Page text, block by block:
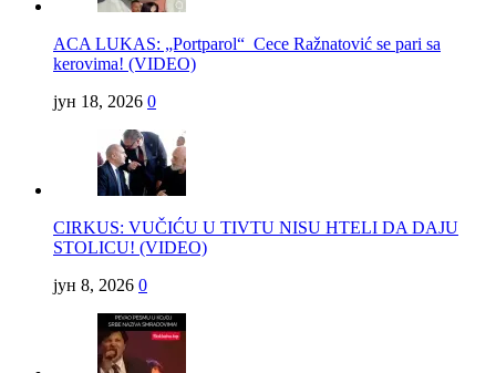
ACA LUKAS: „Portparol“ Cece Ražnatović se pari sa
kerovima! (VIDEO)
јун 18, 2026 0
CIRKUS: VUČIĆU U TIVTU NISU HTELI DA DAJU
STOLICU! (VIDEO)
јун 8, 2026 0